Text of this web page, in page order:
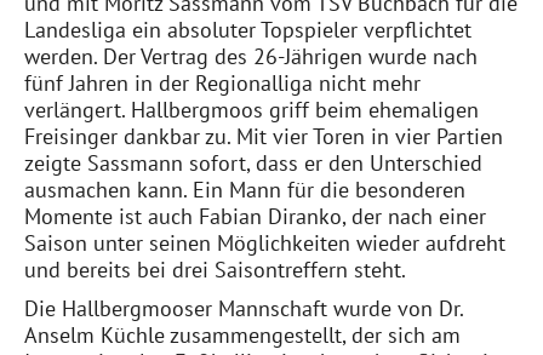
Landesliga ein absoluter Topspieler verpflichtet
werden. Der Vertrag des 26-Jährigen wurde nach
fünf Jahren in der Regionalliga nicht mehr
verlängert. Hallbergmoos griff beim ehemaligen
Freisinger dankbar zu. Mit vier Toren in vier Partien
zeigte Sassmann sofort, dass er den Unterschied
ausmachen kann. Ein Mann für die besonderen
Momente ist auch Fabian Diranko, der nach einer
Saison unter seinen Möglichkeiten wieder aufdreht
und bereits bei drei Saisontreffern steht.
Die Hallbergmooser Mannschaft wurde von Dr.
Anselm Küchle zusammengestellt, der sich am